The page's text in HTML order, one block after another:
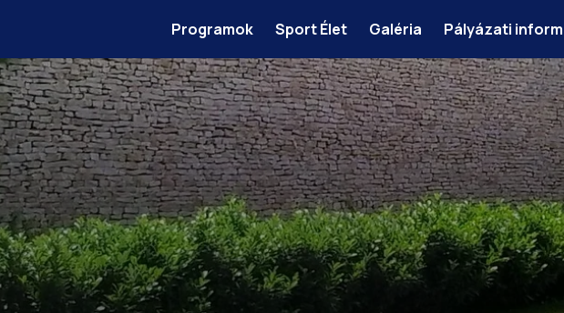
Programok Sport Élet Galéria Pályázati